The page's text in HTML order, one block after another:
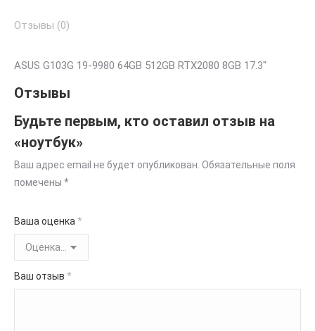
Отзывы (0)
ASUS G103G 19-9980 64GB 512GB RTX2080 8GB 17.3″
Отзывы
Будьте первым, кто оставил отзыв на
«ноутбук»
Ваш адрес email не будет опубликован. Обязательные поля
помечены *
Ваша оценка *
Ваш отзыв *